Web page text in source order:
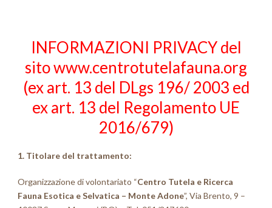
INFORMAZIONI PRIVACY del
sito www.centrotutelafauna.org
(ex art. 13 del DLgs 196/ 2003 ed
ex art. 13 del Regolamento UE
2016/679)
1. Titolare del trattamento:
Organizzazione di volontariato “Centro Tutela e Ricerca
Fauna Esotica e Selvatica – Monte Adone”, Via Brento, 9 –